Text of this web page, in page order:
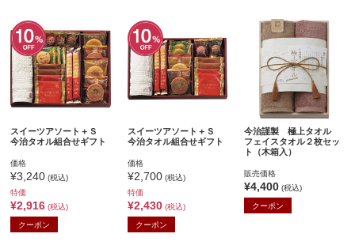
スイーツアソート＋Ｓ
今治タオル組合せギフト
価格
¥3,240 (税込)
特価
¥2,916 (税込)
クーポン
スイーツアソート＋Ｓ
今治タオル組合せギフト
価格
¥2,700(税込)
特価
¥2,430(税込)
クーポン
今治謹製 極上タオル
フェイスタオル２枚セッ
ト（木箱入）
販売価格
¥4,400 (税込)
クーポン